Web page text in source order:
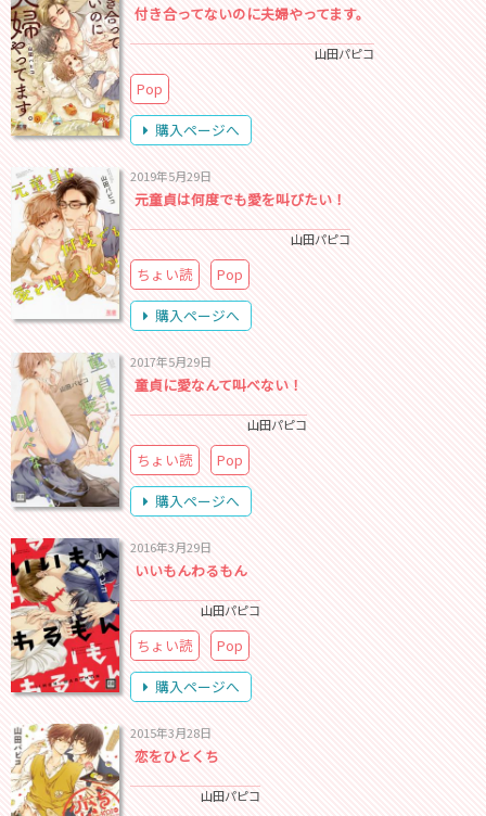
付き合ってないのに夫婦やってます。
山田パピコ
Pop
購入ページへ
2019年5月29日
元童貞は何度でも愛を叫びたい！
山田パピコ
ちょい読
Pop
購入ページへ
2017年5月29日
童貞に愛なんて叫べない！
山田パピコ
ちょい読
Pop
購入ページへ
2016年3月29日
いいもんわるもん
山田パピコ
ちょい読
Pop
購入ページへ
2015年3月28日
恋をひとくち
山田パピコ